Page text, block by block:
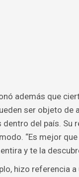
además que
ser objeto de
dentro del país. Su
“Es mejor
y te la
hizo referencia